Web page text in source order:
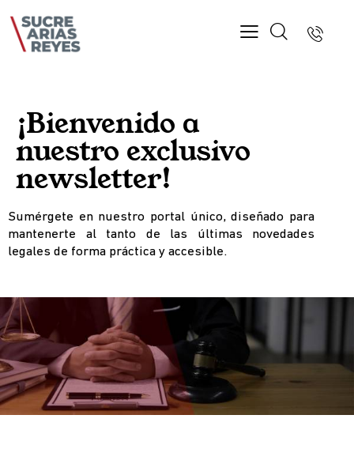
¡Bienvenido a
nuestro exclusivo
newsletter!
Sumérgete en nuestro portal único, diseñado para
mantenerte al tanto de las últimas novedades
legales de forma práctica y accesible.